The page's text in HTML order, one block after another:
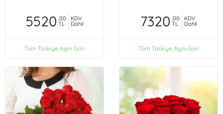
5520 ,00
TL
KDV
Dahil
Tüm Türkiye Aynı Gün
7320 ,00
TL
KDV
Dahil
Tüm Türkiye Aynı Gün